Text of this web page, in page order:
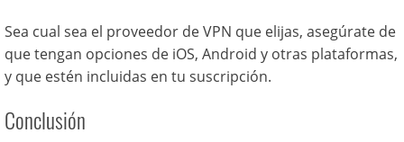
Sea cual sea el proveedor de VPN que elijas, asegúrate de
que tengan opciones de iOS, Android y otras plataformas,
y que estén incluidas en tu suscripción.
Conclusión